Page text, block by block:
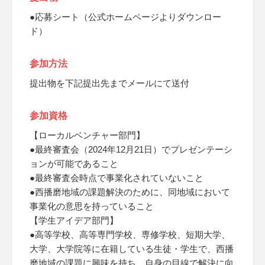
●応募シート（公式ホームページよりダウンロー
ド）
参加方法
提出物を下記提出先までメールにて送付
参加資格
【ローカルベンチャー部門】
●最終審査会（2024年12月21日）でプレゼンテーシ
ョンが可能であること
●最終審査会時点で事業化されていないこと
●西播磨地域の課題解決のために、同地域において
事業化の意思を持っていること
【学生アイデア部門】
●高等学校、高等専門学校、専修学校、短期大学、
大学、大学院等に在籍している生徒・学生で、西播
磨地域の課題に興味を持ち、自身の目線で解決に向